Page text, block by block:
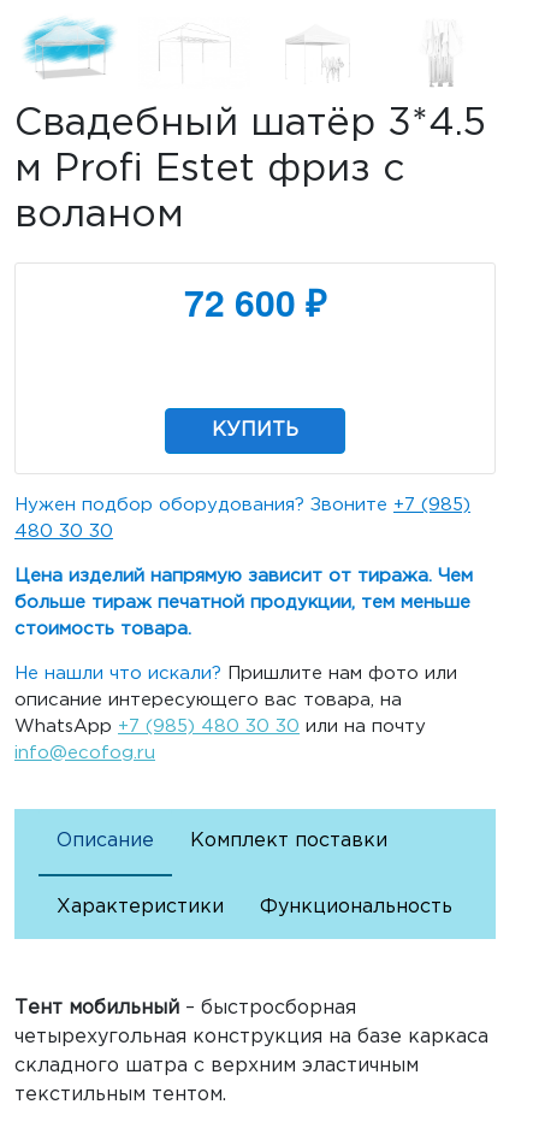
Свадебный шатёр 3*4.5
м Profi Estet фриз с
воланом
72 600 ₽
КУПИТЬ
Нужен подбор оборудования? Звоните +7 (985)
480 30 30
Цена изделий напрямую зависит от тиража. Чем
больше тираж печатной продукции, тем меньше
стоимость товара.
Не нашли что искали? Пришлите нам фото или
описание интересующего вас товара, на
WhatsApp +7 (985) 480 30 30 или на почту
info@ecofog.ru
Описание Комплект поставки
Характеристики Функциональность
Тент мобильный – быстросборная
четырехугольная конструкция на базе каркаса
складного шатра с верхним эластичным
текстильным тентом.